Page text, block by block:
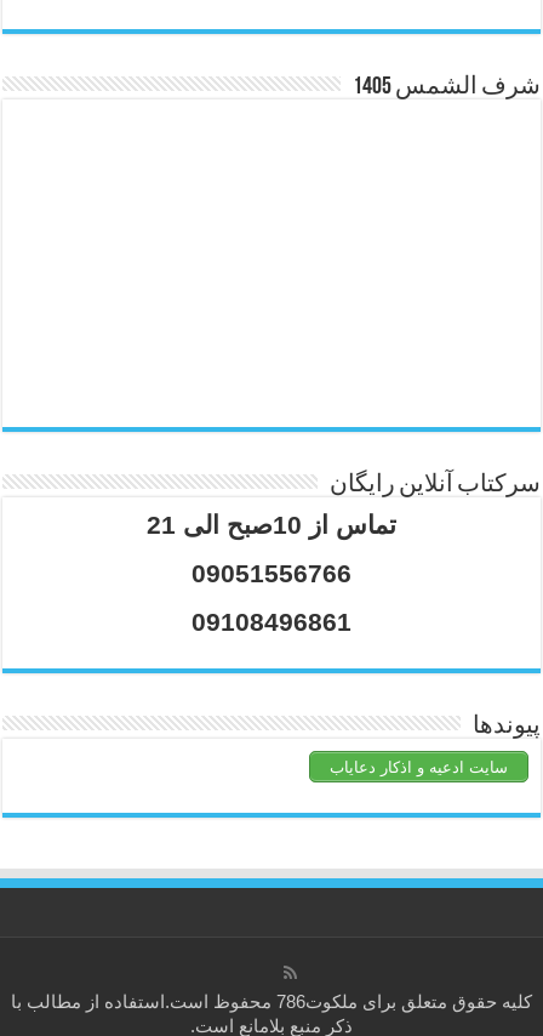
شرف الشمس 1405
سرکتاب آنلاین رایگان
تماس از 10صبح الی 21
09051556766
09108496861
پیوندها
سایت ادعیه و اذکار دعایاب
کلیه حقوق متعلق برای ملکوت786
محفوظ است.استفاده از مطالب با
ذکر منبع بلامانع است.